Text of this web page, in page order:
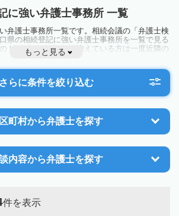
に強い弁護士事務所 一覧
弁護士事務所一覧です。相続会議の「弁護士検
県の相続登記に強い弁護士事務所を一覧で見る
トラブルやお悩みを抱えている方は一度近隣の
ょう。
もっと見る
さらに条件を絞り込む
町村から弁護士を探す
内容から弁護士を探す
件を表示